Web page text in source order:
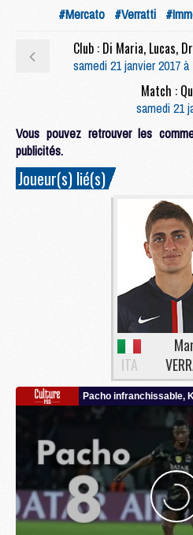
#Mercato #Verratti
samedi 21 janvier 2017 à
Match :
samedi 21
Vous pouvez retrouver les
publicités.
Joueur(s) lié(s)
ITA